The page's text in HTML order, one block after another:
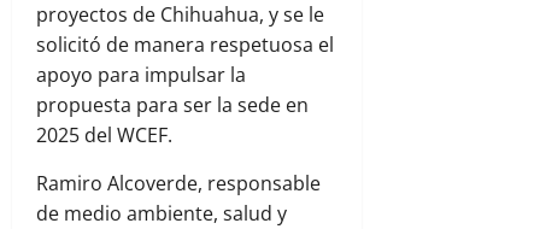
proyectos de Chihuahua, y se le
solicitó de manera respetuosa el
apoyo para impulsar la
propuesta para ser la sede en
2025 del WCEF.
Ramiro Alcoverde, responsable
de medio ambiente, salud y